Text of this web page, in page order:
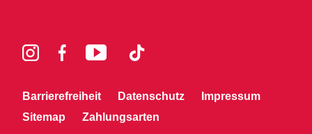
Barrierefreiheit Datenschutz
Impressum
Sitemap
Zahlungsarten